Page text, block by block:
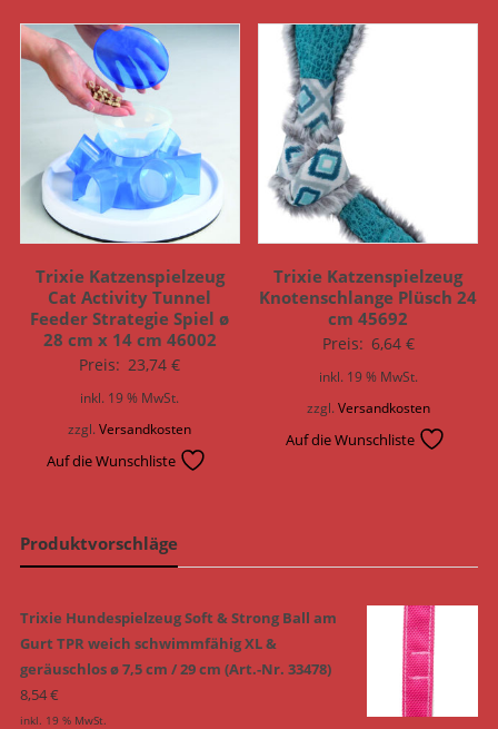
Trixie Katzenspielzeug
Cat Activity Tunnel
Feeder Strategie Spiel ø
28 cm x 14 cm 46002
Preis: 23,74€
inkl. 19 % MwSt.
zzgl.Versandkosten
Auf die Wunschliste
Trixie Katzenspielzeug
Knotenschlange Plüsch 24
cm 45692
Preis: 6,64 €
inkl. 19 % MwSt.
zzgl. Versandkosten
Auf die Wunschliste
Produktvorschläge
Trixie Hundespielzeug Soft & Strong Ball am
Gurt TPR weich schwimmfähig XL &
geräuschlos ø 7,5 cm / 29 cm (Art.-Nr. 33478)
8,54€
inkl. 19 % MwSt.